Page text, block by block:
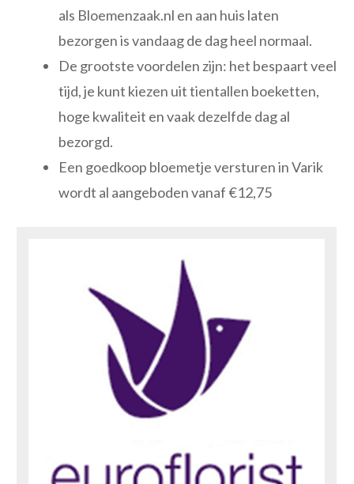
als Bloemenzaak.nl en aan huis laten
bezorgen is vandaag de dag heel normaal.
De grootste voordelen zijn: het bespaart veel
tijd, je kunt kiezen uit tientallen boeketten,
hoge kwaliteit en vaak dezelfde dag al
bezorgd.
Een goedkoop bloemetje versturen in Varik
wordt al aangeboden vanaf €12,75